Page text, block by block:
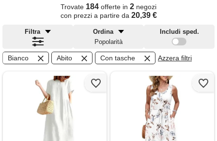
Trovate 184 offerte in 2 negozi
con prezzi a partire da 20,39 €
Filtra
Ordina
Popolarità
Includi sped.
Bianco Abito Con tasche Azzera filtri